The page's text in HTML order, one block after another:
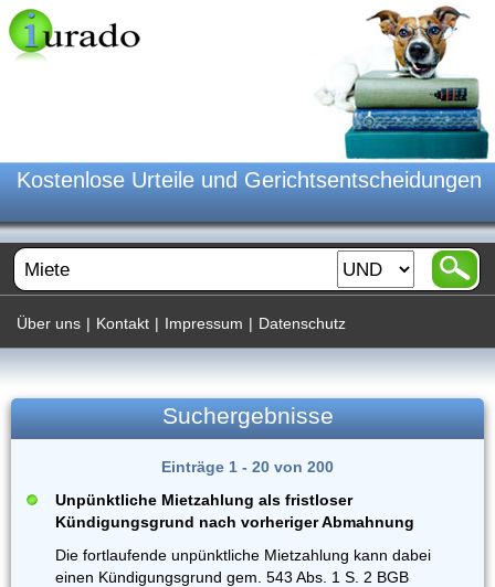
Kostenlose Urteile und Gerichtsentscheidungen
Über uns | Kontakt | Impressum | Datenschutz
Suchergebnisse
Einträge 1 - 20 von 200
Unpünktliche Mietzahlung als fristloser
Kündigungsgrund nach vorheriger Abmahnung
Die fortlaufende unpünktliche Mietzahlung kann dabei
einen Kündigungsgrund gem. 543 Abs. 1 S. 2 BGB